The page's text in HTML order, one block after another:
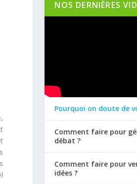
NOS DERNIÈRES
Pourquoi on doute de
Comment faire pour
débat ?
Comment faire pour
idées ?